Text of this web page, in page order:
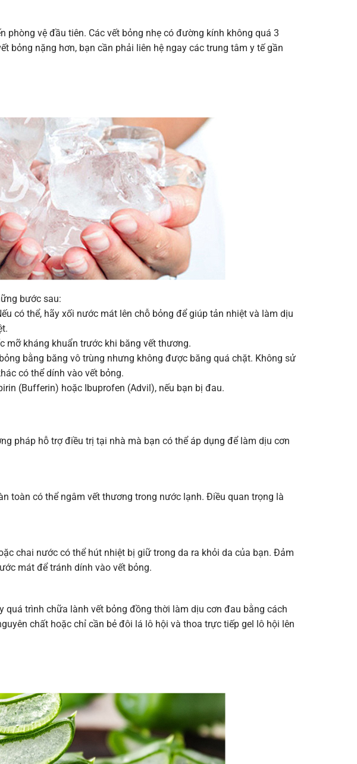
phòng vệ đầu tiên. Các vết bỏng nhẹ có đường kính không quá 3
bỏng nặng hơn, bạn cần phải liên hệ ngay các trung tâm y tế gần
bước sau:
có thể, hãy xối nước mát lên chỗ bỏng để giúp tản nhiệt và làm dịu
mỡ kháng khuẩn trước khi băng vết thương.
bằng băng vô trùng nhưng không được băng quá chặt. Không sử
có thể dính vào vết bỏng.
(Bufferin) hoặc Ibuprofen (Advil), nếu bạn bị đau.
pháp hỗ trợ điều trị tại nhà mà bạn có thể áp dụng để làm dịu cơn
toàn có thể ngâm vết thương trong nước lạnh. Điều quan trọng là
chai nước có thể hút nhiệt bị giữ trong da ra khỏi da của bạn. Đảm
mát để tránh dính vào vết bỏng.
trình chữa lành vết bỏng đồng thời làm dịu cơn đau bằng cách
chất hoặc chỉ cần bẻ đôi lá lô hội và thoa trực tiếp gel lô hội lên